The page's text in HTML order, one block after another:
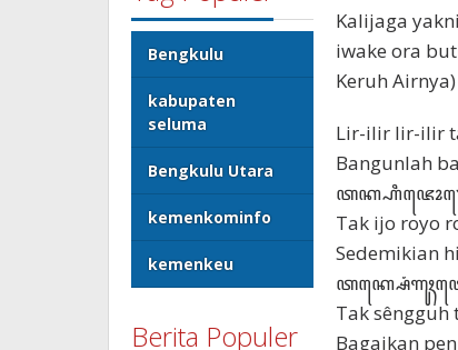
Bengkulu
kabupaten
seluma
Bengkulu Utara
kemenkominfo
kemenkeu
Berita Populer
Kalijaga
iwake ora
Keruh Airnya)
Lir-ilir lir-ilir
Bangunlah
Tak ijo royo
Sedemikian
Tak sêngguh
Bagaikan